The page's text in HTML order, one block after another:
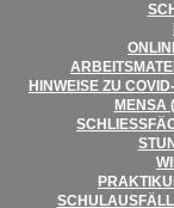
HIN­WEISE ZU
MENSA